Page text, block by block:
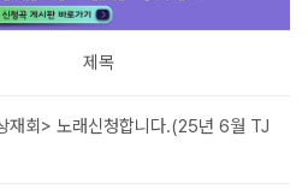
제목
재회> 노래신청합니다.(25년 6월 TJ